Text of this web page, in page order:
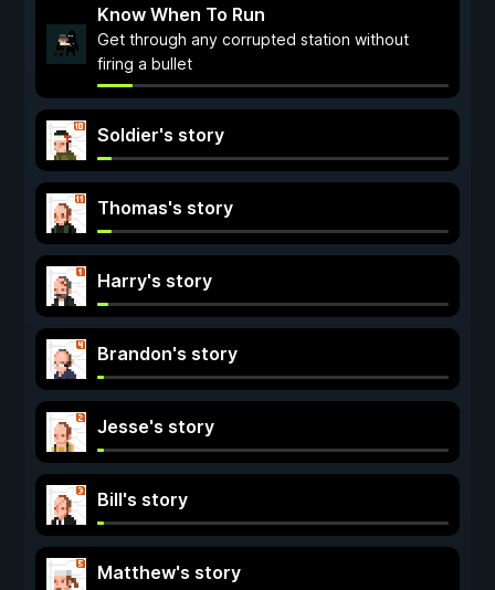
Know When To Run
Get through any corrupted station without
firing a bullet
Soldier's story
Thomas's story
Harry's story
Brandon's story
Jesse's story
Bill's story
Matthew's story